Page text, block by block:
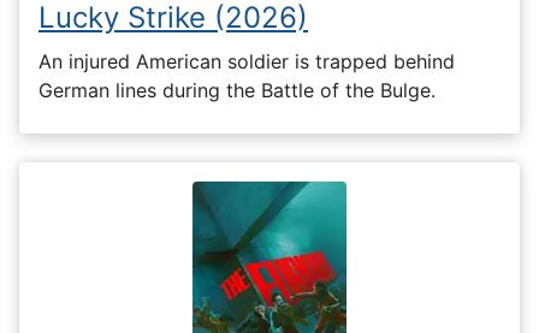
Lucky Strike (2026)
An injured American soldier is trapped behind
German lines during the Battle of the Bulge.